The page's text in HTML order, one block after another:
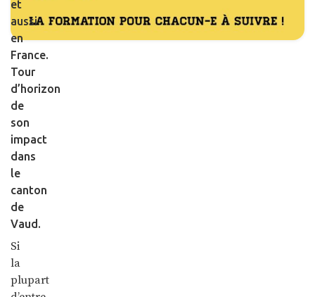
et
aussi
en
France.
Tour
d’horizon
de
son
impact
dans
le
canton
de
Vaud.
Si
la
plupart